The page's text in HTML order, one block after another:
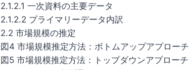
2.1.2.1 一次資料の主要データ
2.1.2.2 プライマリーデータ内訳
2.2 市場規模の推定
図4 市場規模推定方法：ボトムアップアプローチ
図5 市場規模推定方法：トップダウンアプローチ